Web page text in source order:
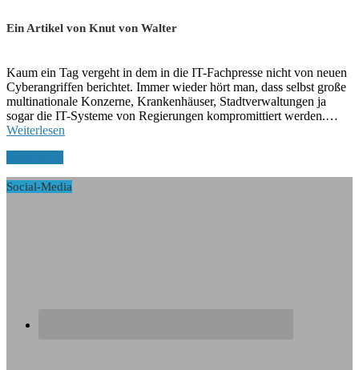
Ein Artikel von Knut von Walter
Kaum ein Tag vergeht in dem in die IT-Fachpresse nicht von neuen
Cyberangriffen berichtet. Immer wieder hört man, dass selbst große
multinationale Konzerne, Krankenhäuser, Stadtverwaltungen ja
sogar die IT-Systeme von Regierungen kompromittiert werden.…
Weiterlesen
Social-Media